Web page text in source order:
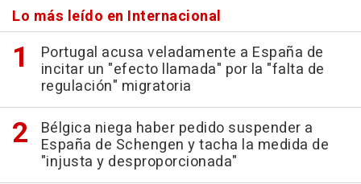
Lo más leído en Internacional
Portugal acusa veladamente a España de
incitar un "efecto llamada" por la "falta de
regulación" migratoria
Bélgica niega haber pedido suspender a
España de Schengen y tacha la medida de
"injusta y desproporcionada"